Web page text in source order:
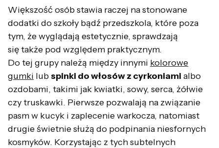
Większość osób stawia raczej na stonowane
dodatki do szkoły bądź przedszkola, które poza
tym, że wyglądają estetycznie, sprawdzają
się także pod względem praktycznym.
Do tej grupy należą między innymi kolorowe
gumki lubspinki do włosów z cyrkoniami albo
ozdobami, takimi jak kwiatki, sowy, serca, żółwie
czy truskawki. Pierwsze pozwalają na związanie
pasm w kucyk i zaplecenie warkocza, natomiast
drugie świetnie służą do podpinania niesfornych
kosmyków. Korzystając z tych subtelnych